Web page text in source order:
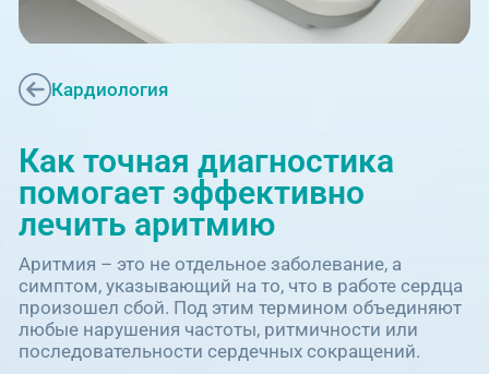
О клинике
Блог врачей
Новости
Пациентам
PreventAGE
запись на прием
+7 (351) 220-03-03
+7 (7142) 927-003
Справочный телефон для
жителей Казахстана
Кардиология
Как точная диагностика
помогает эффективно
лечить аритмию
Аритмия – это не отдельное заболевание, а
симптом, указывающий на то, что в работе сердца
произошел сбой. Под этим термином объединяют
любые нарушения частоты, ритмичности или
последовательности сердечных сокращений.